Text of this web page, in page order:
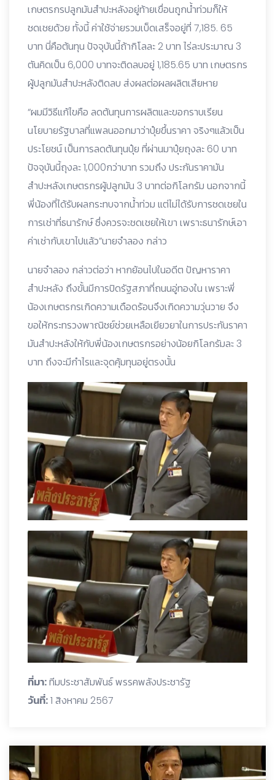
เกษตรกรปลูกมันสำปะหลังอยู่ท้ายเขื่อนถูกน้ำท่วมก็ให้
ชดเชยด้วย ทั้งนี้ ค่าใช้จ่ายรวมเบ็ดเสร็จอยู่ที่ 7,185. 65
บาท นี่คือต้นทุน ปัจจุบันนี้ถ้ากิโลละ 2 บาท ไร่ละประมาณ 3
ตันคิดเป็น 6,000 บาทจะติดลบอยู่ 1,185.65 บาท เกษตรกร
ผู้ปลูกมันสําปะหลังติดลบ ส่งผลต่อผลผลิตเสียหาย
“ผมมีวิธีแก้ไขคือ ลดต้นทุนการผลิตและขอกราบเรียน
นโยบายรัฐบาลที่แพลนออกมาว่าปุ๋ยขึ้นราคา จริงๆแล้วเป็น
ประโยชน์ เป็นการลดต้นทุนปุ๋ย ที่ผ่านมาปุ๋ยถุงละ 60 บาท
ปัจจุบันนี้ถุงละ 1,000กว่าบาท รวมถึง ประกันราคามัน
สำปะหลังเกษตรกรผู้ปลูกมัน 3 บาทต่อกิโลกรัม นอกจากนี้
พี่น้องที่ได้รับผลกระทบจากน้ำท่วม แต่ไม่ได้รับการชดเชยใน
การเช่าที่ธนารักษ์ ซึ่งควรจะชดเชยให้เขา เพราะธนารักษ์เอา
ค่าเช่ากับเขาไปแล้ว”นายจำลอง กล่าว
นายจำลอง กล่าวต่อว่า หากย้อนไปในอดีต ปัญหาราคา
สำปะหลัง ถึงขั้นมีการปิดรัฐสภาที่ถนนอู่ทองใน เพราะพี่
น้องเกษตรกรเกิดความเดือดร้อนจึงเกิดความวุ่นวาย จึง
ขอให้กระทรวงพาณิชย์ช่วยเหลือเยียวยาในการประกันราคา
มันสำปะหลังให้กับพี่น้องเกษตรกรอย่างน้อยกิโลกรัมละ 3
บาท ถึงจะมีกำไรและจุดคุ้มทุนอยู่ตรงนั้น
ที่มา:ทีมประชาสัมพันธ์ พรรคพลังประชารัฐ
วันที่:1 สิงหาคม 2567